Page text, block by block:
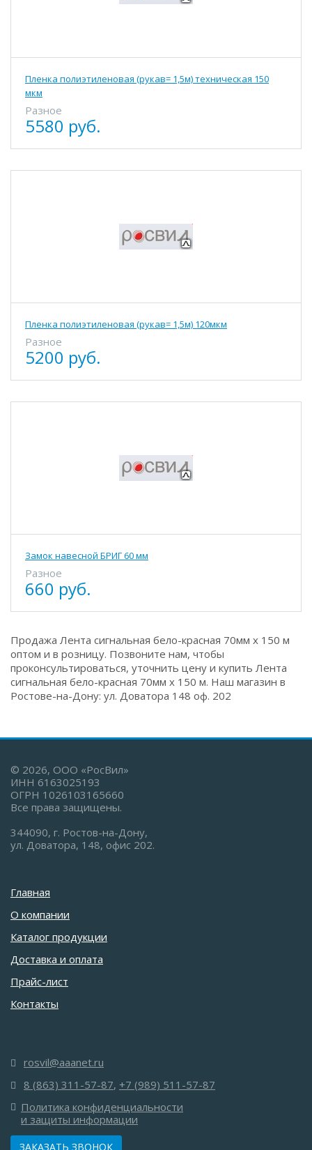
Пленка полиэтиленовая (рукав= 1,5м) техническая 150
мкм
Разное
5580 руб.
Пленка полиэтиленовая (рукав= 1,5м) 120мкм
Разное
5200 руб.
Замок навесной БРИГ 60 мм
Разное
660 руб.
Продажа Лента сигнальная бело-красная 70мм х 150 м
оптом и в розницу. Позвоните нам, чтобы
проконсультироваться, уточнить цену и купить Лента
сигнальная бело-красная 70мм х 150 м. Наш магазин в
Ростове-на-Дону: ул. Доватора 148 оф. 202
© 2026, ООО «РосВил»
ИНН 6163025193
ОГРН 1026103165660
Все права защищены.
344090, г. Ростов-на-Дону,
ул. Доватора, 148, офис 202.
Главная
О компании
Каталог продукции
Доставка и оплата
Прайс-лист
Контакты
rosvil@aaanet.ru
8 (863) 311-57-87, +7 (989) 511-57-87
Политика конфиденциальности
и защиты информации
ЗАКАЗАТЬ ЗВОНОК